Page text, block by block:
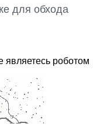
для обхода
являетесь роботом